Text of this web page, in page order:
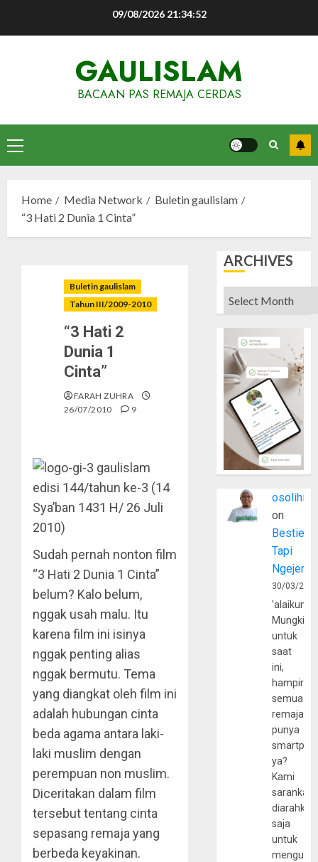
09/08/2026 21:34:53
GAULISLAM
BACAAN PAS REMAJA CERDAS
Primary
Menu
Home Media Network
Buletin gaulislam
“3 Hati 2 Dunia 1 Cinta”
Buletin gaulislam
Tahun III/2009-2010
“3 Hati 2
Dunia 1
Cinta”
FARAH ZUHRA
26/07/2010
9
gaulislam
edisi 144/tahun ke-3 (14
Sya’ban 1431 H/ 26 Juli
2010)
Sudah pernah nonton film
“3 Hati 2 Dunia 1 Cinta”
belum? Kalo belum,
nggak usah malu. Itu
karena film ini isinya
nggak penting alias
nggak bermutu. Tema
yang diangkat oleh film ini
adalah hubungan cinta
beda agama antara laki-
laki muslim dengan
perempuan non muslim.
Diceritakan dalam film
tersebut tentang cinta
sepasang remaja yang
berbeda keyakinan.
ARCHIVES
Archives
osolihin
on
Bestie
Tapi
30/03/
Mungkin
untuk
saat
ini,
hampir
semua
remaja
punya
ya?
Kami
sarankan,
diarahkan
saja
untuk